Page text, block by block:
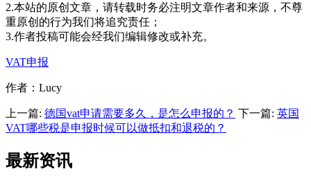
2.本站的原创文章，请转载时务必注明文章作者和来源，不尊
重原创的行为我们将追究责任；
3.作者投稿可能会经我们编辑修改或补充。
VAT申报
作者：Lucy
上一篇: 德国vat申请需要多久，是怎么申报的？ 下一篇: 英国
VAT哪些税是申报时候可以做抵扣和退税的？
最新资讯